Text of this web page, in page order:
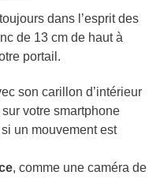
dans l’esprit des
de 13 cm de haut à
portail.
son carillon d’intérieur
votre smartphone
un mouvement est
, comme une caméra de